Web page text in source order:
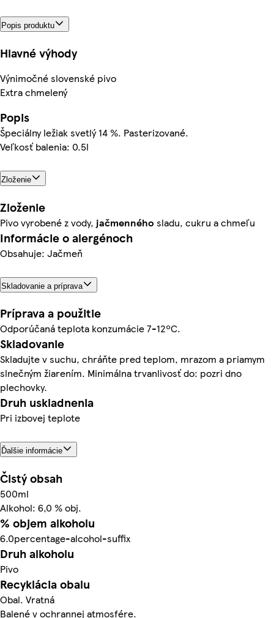
Popis produktu
Hlavné výhody
Výnimočné slovenské pivo
Extra chmelený
Popis
Špeciálny ležiak svetlý 14 %. Pasterizované.
Veľkosť balenia: 0.5l
Zloženie
Zloženie
Pivo vyrobené z vody, jačmenného sladu, cukru a chmeľu
Informácie o alergénoch
Obsahuje: Jačmeň
Skladovanie a príprava
Príprava a použitie
Odporúčaná teplota konzumácie 7-12ºC.
Skladovanie
Skladujte v suchu, chráňte pred teplom, mrazom a priamym
slnečným žiarením. Minimálna trvanlivosť do: pozri dno
plechovky.
Druh uskladnenia
Pri izbovej teplote
Ďalšie informácie
Čistý obsah
500ml
Alkohol: 6,0 % obj.
% objem alkoholu
6.0percentage-alcohol-suffix
Druh alkoholu
Pivo
Recyklácia obalu
Obal. Vratná
Balené v ochrannej atmosfére.